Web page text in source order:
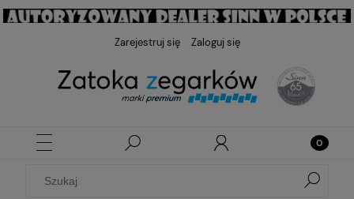
Zarejestruj się Zaloguj się